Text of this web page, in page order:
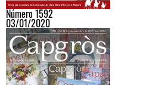
Número 1592
03/01/2020